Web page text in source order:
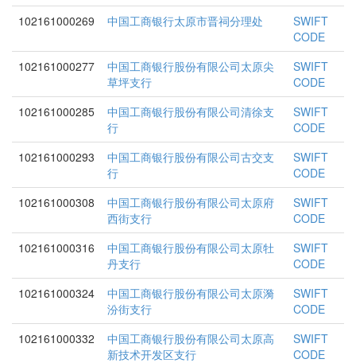
102161000269
中国工商银行太原市晋祠分理处
SWIFT
CODE
102161000277
中国工商银行股份有限公司太原尖
草坪支行
SWIFT
CODE
102161000285
中国工商银行股份有限公司清徐支
行
SWIFT
CODE
102161000293
中国工商银行股份有限公司古交支
行
SWIFT
CODE
102161000308
中国工商银行股份有限公司太原府
西街支行
SWIFT
CODE
102161000316
中国工商银行股份有限公司太原牡
丹支行
SWIFT
CODE
102161000324
中国工商银行股份有限公司太原漪
汾街支行
SWIFT
CODE
102161000332
中国工商银行股份有限公司太原高
新技术开发区支行
SWIFT
CODE